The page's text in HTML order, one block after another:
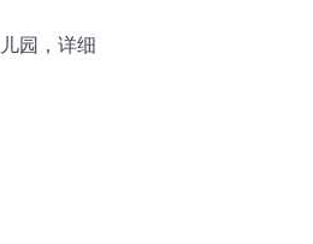
园，详细